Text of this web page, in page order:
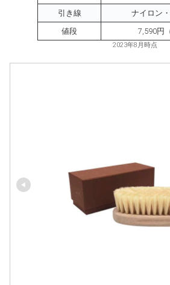
引き線
ナイロン
値段
7,590円
2023年8月時点